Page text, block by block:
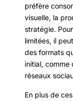
préfère
visuelle, la
stratégie.
limitées, il
des formats
initial, comme
réseaux
En plus de